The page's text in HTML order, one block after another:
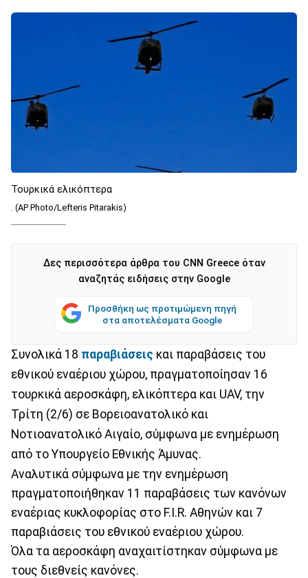
Τουρκικά ελικόπτερα
. (AP Photo/Lefteris Pitarakis)
Δες περισσότερα άρθρα του CNN Greece όταν
αναζητάς ειδήσεις στην Google
Προσθήκη ως προτιμώμενη πηγή
στα αποτελέσματα Google
Συνολικά 18 παραβιάσεις και παραβάσεις του
εθνικού εναέριου χώρου, πραγματοποίησαν 16
τουρκικά αεροσκάφη, ελικόπτερα και UAV, την
Τρίτη (2/6) σε Βορειοανατολικό και
Νοτιοανατολικό Αιγαίο, σύμφωνα με ενημέρωση
από το Υπουργείο Εθνικής Άμυνας.
Αναλυτικά σύμφωνα με την ενημέρωση
πραγματοποιήθηκαν 11 παραβάσεις των κανόνων
εναέριας κυκλοφορίας στο F.I.R. Αθηνών και 7
παραβιάσεις του εθνικού εναέριου χώρου.
Όλα τα αεροσκάφη αναχαιτίστηκαν σύμφωνα με
τους διεθνείς κανόνες.